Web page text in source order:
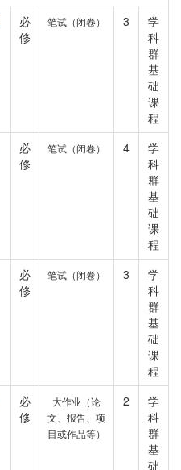
必
修
笔试（闭卷） 3
学
科
群
基
础
课
程
必
修
笔试（闭卷） 4
学
科
群
基
础
课
程
必
修
笔试（闭卷） 3
学
科
群
基
础
课
程
必
修
大作业（论
文、报告、项
目或作品等）
2
学
科
群
基
础